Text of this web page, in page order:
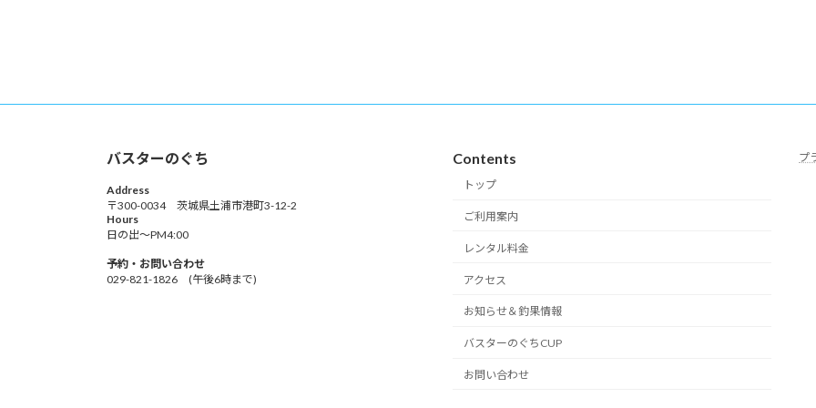
バスターのぐち
Address
〒300-0034 茨城県土浦市港町3-12-2
Hours
日の出～PM4:00
予約・お問い合わせ
029-821-1826 (午後6時まで)
Contents
トップ
ご利用案内
レンタル料金
アクセス
お知らせ＆釣果情報
バスターのぐちCUP
お問い合わせ
プ